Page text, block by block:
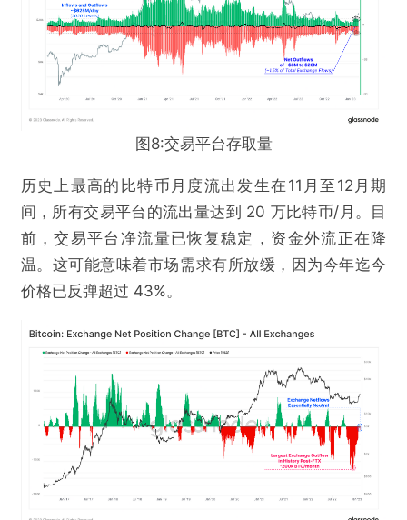
图8:交易平台存取量
历史上最高的比特币月度流出发生在11月至12月期
间，所有交易平台的流出量达到 20 万比特币/月。目
前，交易平台净流量已恢复稳定，资金外流正在降
温。这可能意味着市场需求有所放缓，因为今年迄今
价格已反弹超过 43%。